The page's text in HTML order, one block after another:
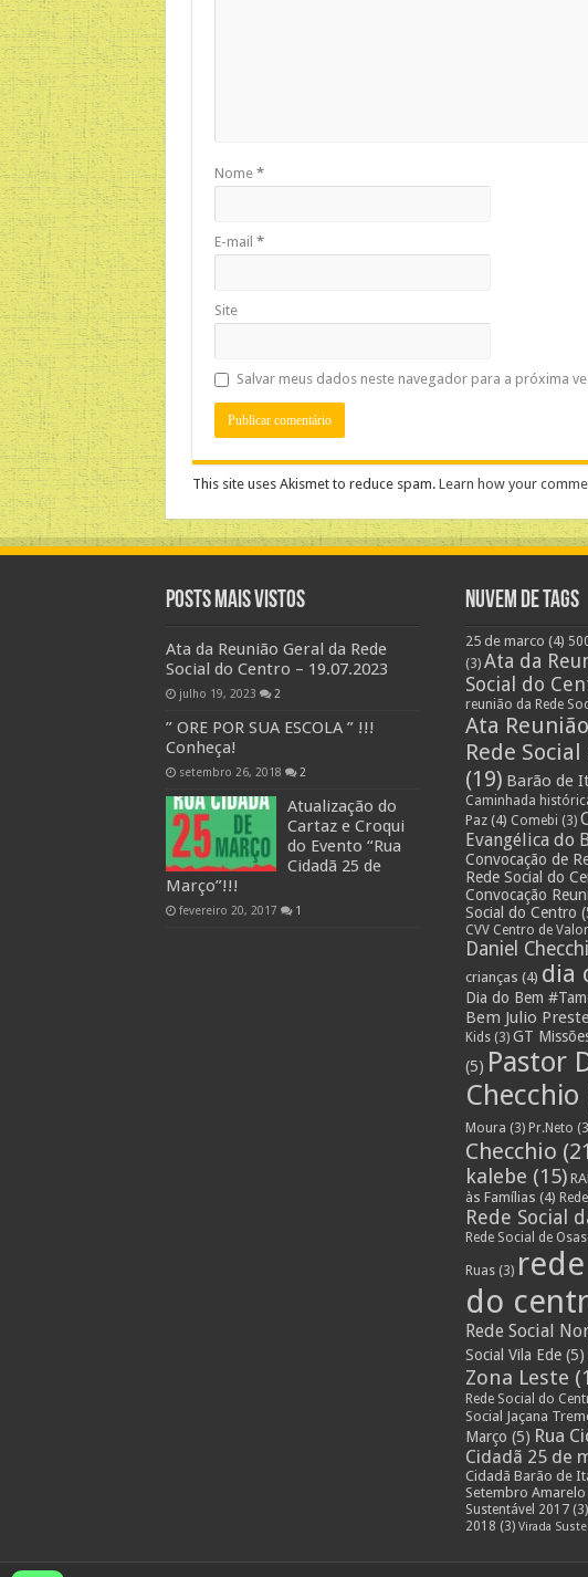
Nome *
E-mail *
Site
Salvar meus dados neste navegador para a próxima
This site uses Akismet to reduce spam. Learn how your
Posts Mais Vistos
Ata da Reunião Geral da Rede
Social do Centro – 19.07.2023
julho 19, 2023 2
” ORE POR SUA ESCOLA ” !!!
Conheça!
setembro 26, 2018 2
Atualização do
Cartaz e Croqui
do Evento “Rua
Cidadã 25 de
Março”!!!
fevereiro 20, 2017 1
Nuvem de Tags
25 de marco (4)
(3) Ata da
Social do
reunião da Rede
Ata
Rede
(19) Barão de
Caminhada
Paz (4) Comebi (3)
Evangélica do
Convocação de
Rede Social do
Convocação
Social do Centro
CVV Centro de
Daniel
crianças (4) dia
Dia do Bem
Bem Julio
Kids (3) GT
(5) Pastor
Checchio
Moura (3) Pr.Neto
Checchio
kalebe (15)
às Famílias (4)
Rede Social
Rede Social de
Ruas (3)
do
Rede Social
Social Vila Ede (5)
Zona Leste
Rede Social do
Social Jaçana
Março (5) Rua
Cidadã 25 de
Cidadã Barão de
Setembro Amarelo
Sustentável 2017 (3)
2018 (3) Virada